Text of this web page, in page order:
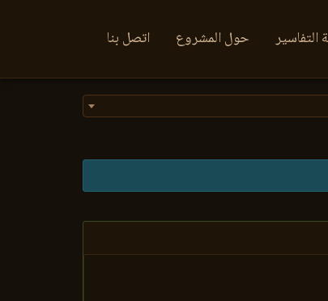
التفاسير حول المشروع اتصل بنا